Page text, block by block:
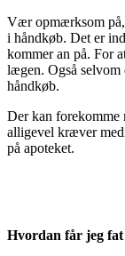
Vær opmærksom på,
i håndkøb. Det er
kommer an på. For
lægen. Også selvom
håndkøb.
Der kan forekomme
alligevel kræver
på apoteket.
Hvordan får jeg fat